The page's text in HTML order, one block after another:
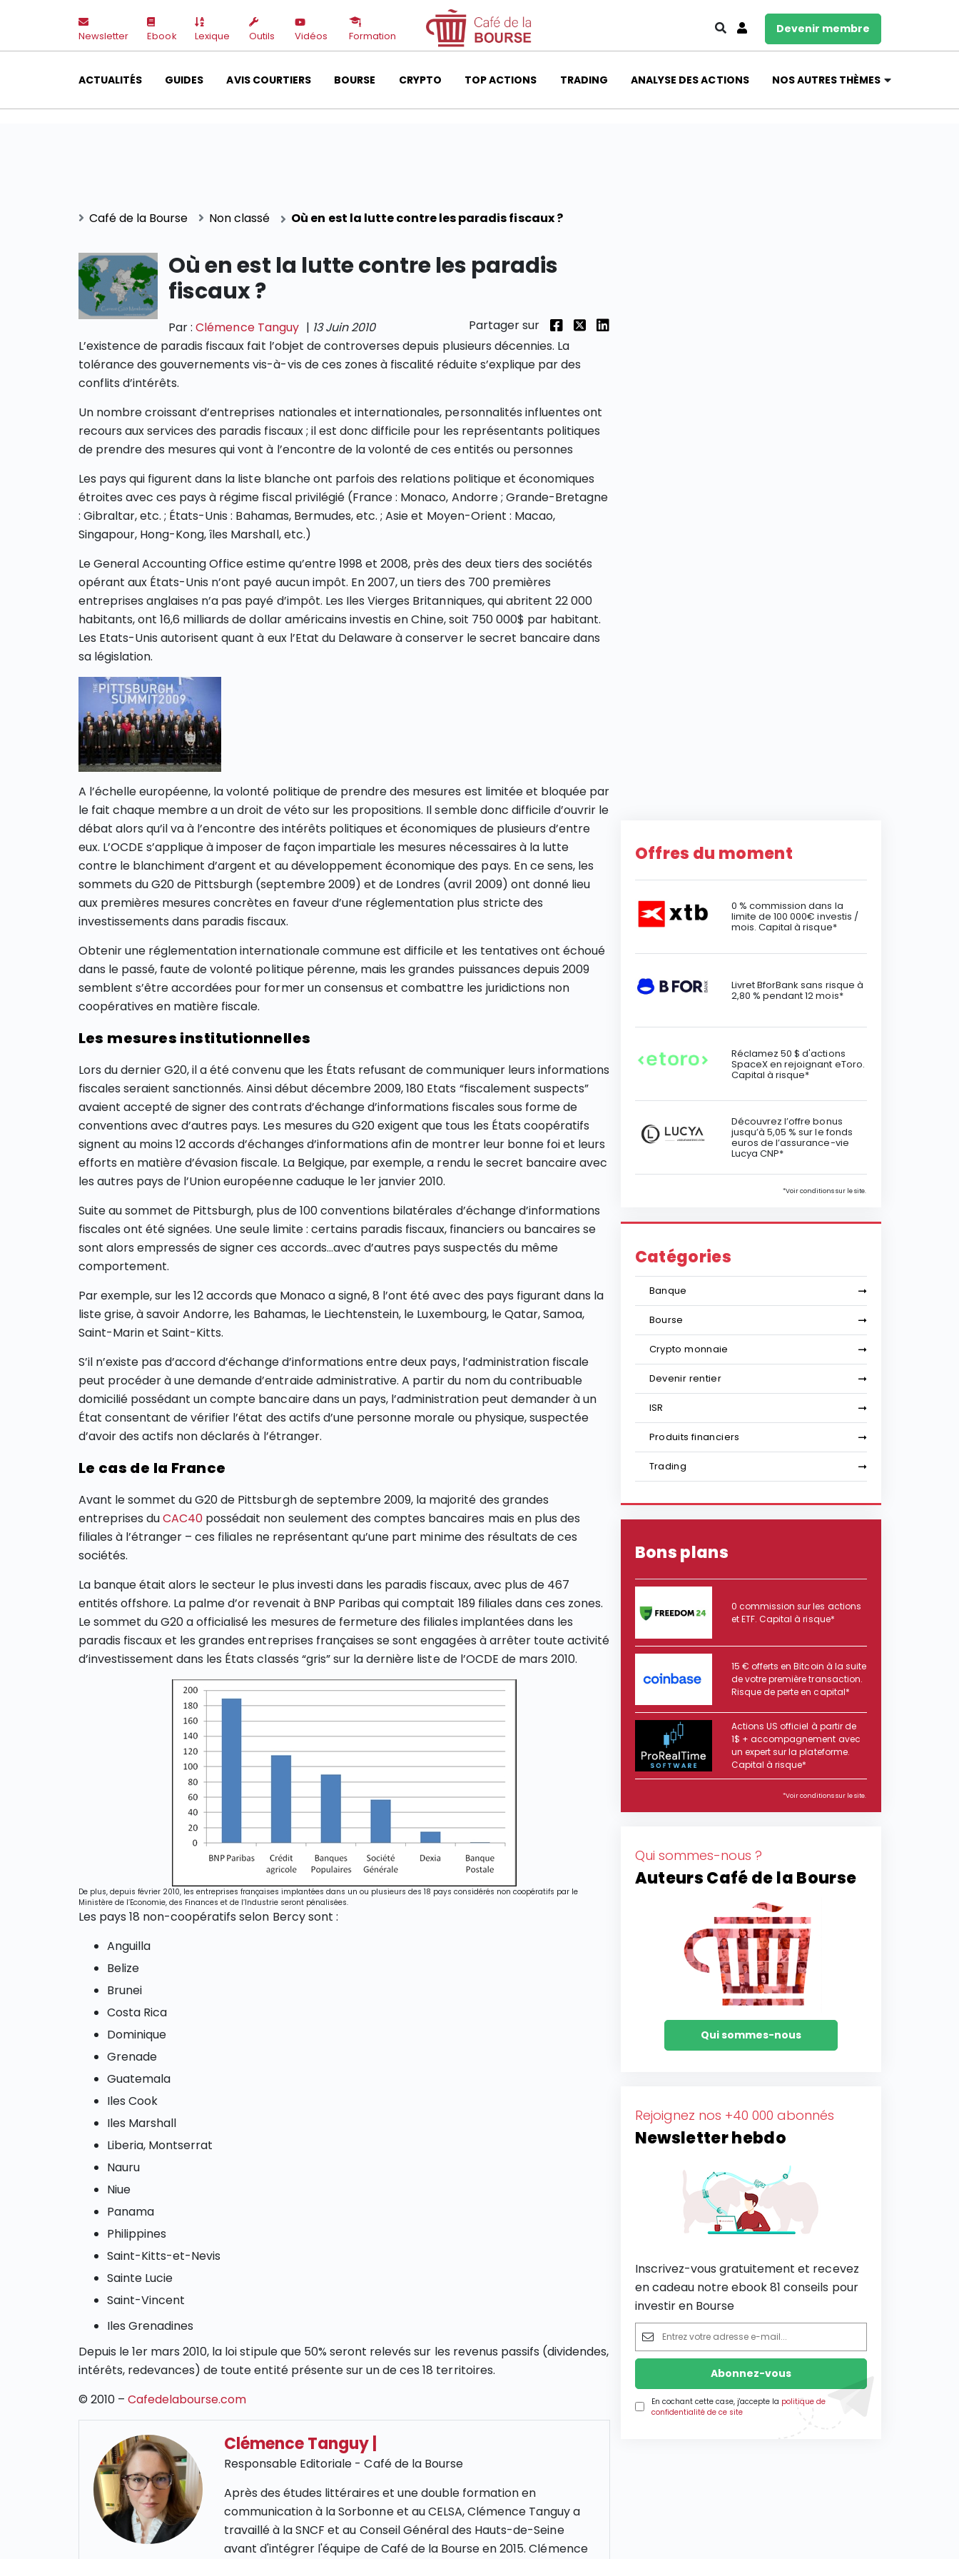
Newsletter Ebook Lexique Outils Vidéos Formation
Devenir membre
ACTUALITÉS GUIDES AVIS COURTIERS BOURSE CRYPTO TOP ACTIONS TRADING ANALYSE DES ACTIONS NOS AUTRES THÈMES
Café de la Bourse Non classé Où en est la lutte contre les paradis fiscaux ?
Où en est la lutte contre les paradis
fiscaux ?
Par :Clémence Tanguy | 13 Juin 2010
Partager sur
L’existence de paradis fiscaux fait l’objet de controverses depuis plusieurs décennies. La
tolérance des gouvernements vis-à-vis de ces zones à fiscalité réduite s’explique par des
conflits d’intérêts.
Un nombre croissant d’entreprises nationales et internationales, personnalités influentes ont
recours aux services des paradis fiscaux ; il est donc difficile pour les représentants politiques
de prendre des mesures qui vont à l’encontre de la volonté de ces entités ou personnes
Les pays qui figurent dans la liste blanche ont parfois des relations politique et économiques
étroites avec ces pays à régime fiscal privilégié (France : Monaco, Andorre ; Grande-Bretagne
: Gibraltar, etc. ; États-Unis : Bahamas, Bermudes, etc. ; Asie et Moyen-Orient : Macao,
Singapour, Hong-Kong, îles Marshall, etc.)
Le General Accounting Office estime qu’entre 1998 et 2008, près des deux tiers des sociétés
opérant aux États-Unis n’ont payé aucun impôt. En 2007, un tiers des 700 premières
entreprises anglaises n’a pas payé d’impôt. Les Iles Vierges Britanniques, qui abritent 22 000
habitants, ont 16,6 milliards de dollar américains investis en Chine, soit 750 000$ par habitant.
Les Etats-Unis autorisent quant à eux l’Etat du Delaware à conserver le secret bancaire dans
sa législation.
A l’échelle européenne, la volonté politique de prendre des mesures est limitée et bloquée par
le fait chaque membre a un droit de véto sur les propositions. Il semble donc difficile d’ouvrir le
débat alors qu’il va à l’encontre des intérêts politiques et économiques de plusieurs d’entre
eux. L’OCDE s’applique à imposer de façon impartiale les mesures nécessaires à la lutte
contre le blanchiment d’argent et au développement économique des pays. En ce sens, les
sommets du G20 de Pittsburgh (septembre 2009) et de Londres (avril 2009) ont donné lieu
aux premières mesures concrètes en faveur d’une réglementation plus stricte des
investissements dans paradis fiscaux.
Obtenir une réglementation internationale commune est difficile et les tentatives ont échoué
dans le passé, faute de volonté politique pérenne, mais les grandes puissances depuis 2009
semblent s’être accordées pour former un consensus et combattre les juridictions non
coopératives en matière fiscale.
Les mesures institutionnelles
Lors du dernier G20, il a été convenu que les États refusant de communiquer leurs informations
fiscales seraient sanctionnés. Ainsi début décembre 2009, 180 Etats “fiscalement suspects”
avaient accepté de signer des contrats d’échange d’informations fiscales sous forme de
conventions avec d’autres pays. Les mesures du G20 exigent que tous les États coopératifs
signent au moins 12 accords d’échanges d’informations afin de montrer leur bonne foi et leurs
efforts en matière d’évasion fiscale. La Belgique, par exemple, a rendu le secret bancaire avec
les autres pays de l’Union européenne caduque le 1er janvier 2010.
Suite au sommet de Pittsburgh, plus de 100 conventions bilatérales d’échange d’informations
fiscales ont été signées. Une seule limite : certains paradis fiscaux, financiers ou bancaires se
sont alors empressés de signer ces accords…avec d’autres pays suspectés du même
comportement.
Par exemple, sur les 12 accords que Monaco a signé, 8 l’ont été avec des pays figurant dans la
liste grise, à savoir Andorre, les Bahamas, le Liechtenstein, le Luxembourg, le Qatar, Samoa,
Saint-Marin et Saint-Kitts.
S’il n’existe pas d’accord d’échange d’informations entre deux pays, l’administration fiscale
peut procéder à une demande d’entraide administrative. A partir du nom du contribuable
domicilié possédant un compte bancaire dans un pays, l’administration peut demander à un
État consentant de vérifier l’état des actifs d’une personne morale ou physique, suspectée
d’avoir des actifs non déclarés à l’étranger.
Le cas de la France
Avant le sommet du G20 de Pittsburgh de septembre 2009, la majorité des grandes
entreprises duCAC40 possédait non seulement des comptes bancaires mais en plus des
filiales à l’étranger – ces filiales ne représentant qu’une part minime des résultats de ces
sociétés.
La banque était alors le secteur le plus investi dans les paradis fiscaux, avec plus de 467
entités offshore. La palme d’or revenait à BNP Paribas qui comptait 189 filiales dans ces zones.
Le sommet du G20 a officialisé les mesures de fermeture des filiales implantées dans les
paradis fiscaux et les grandes entreprises françaises se sont engagées à arrêter toute activité
d’investissement dans les États classés “gris” sur la dernière liste de l’OCDE de mars 2010.
De plus, depuis février 2010, les entreprises françaises implantées dans un ou plusieurs des 18 pays considérés non coopératifs par le
Ministère de l’Economie, des Finances et de l’Industrie seront pénalisées.
Les pays 18 non-coopératifs selon Bercy sont :
Anguilla
Belize
Brunei
Costa Rica
Dominique
Grenade
Guatemala
Iles Cook
Iles Marshall
Liberia, Montserrat
Nauru
Niue
Panama
Philippines
Saint-Kitts-et-Nevis
Sainte Lucie
Saint-Vincent
Iles Grenadines
Depuis le 1er mars 2010, la loi stipule que 50% seront relevés sur les revenus passifs (dividendes,
intérêts, redevances) de toute entité présente sur un de ces 18 territoires.
© 2010 – Cafedelabourse.com
Clémence Tanguy
Responsable Editoriale - Café de la Bourse
Après des études littéraires et une double formation en
communication à la Sorbonne et au CELSA, Clémence Tanguy a
travaillé à la SNCF et au Conseil Général des Hauts-de-Seine
avant d'intégrer l'équipe de Café de la Bourse en 2015. Clémence
Offres du moment
0 % commission dans la
limite de 100 000€ investis /
mois. Capital à risque*
Livret BforBank sans risque à
2,80 % pendant 12 mois*
Réclamez 50 $ d'actions
SpaceX en rejoignant eToro.
Capital à risque*
Découvrez l’offre bonus
jusqu’à 5,05 % sur le fonds
euros de l’assurance-vie
Lucya CNP*
*Voir conditions sur le site.
Catégories
Banque
Bourse
Crypto monnaie
Devenir rentier
ISR
Produits financiers
Trading
Bons plans
0 commission sur les actions
et ETF. Capital à risque*
15 € offerts en Bitcoin à la suite
de votre première transaction.
Risque de perte en capital*
Actions US officiel à partir de
1$ + accompagnement avec
un expert sur la plateforme.
Capital à risque*
*Voir conditions sur le site.
Qui sommes-nous ?
Auteurs Café de la Bourse
Qui sommes-nous
Rejoignez nos +40 000 abonnés
Newsletter hebdo
Inscrivez-vous gratuitement et recevez
en cadeau notre ebook 81 conseils pour
investir en Bourse
En cochant cette case, j'accepte la politique de
confidentialité de ce site